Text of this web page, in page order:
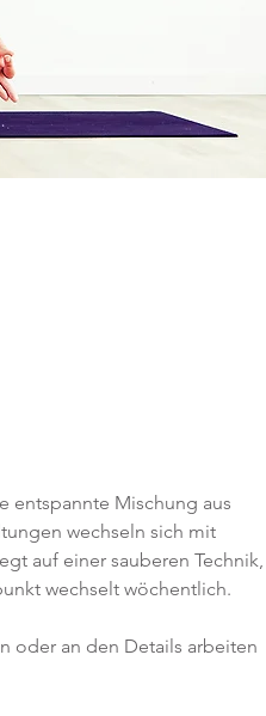
entspannte Mischung aus
wechseln sich mit
auf einer sauberen Technik,
wechselt wöchentlich.
oder an den Details arbeiten